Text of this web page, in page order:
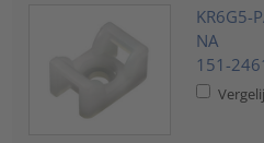
KR6G5-
NA
151-